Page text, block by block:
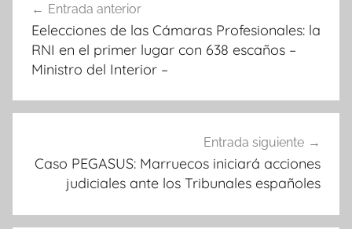
de
entradas
Entrada anterior
Eelecciones de las Cámaras Profesionales: la
RNI en el primer lugar con 638 escaños –
Ministro del Interior –
Entrada siguiente
Caso PEGASUS: Marruecos iniciará acciones
judiciales ante los Tribunales españoles